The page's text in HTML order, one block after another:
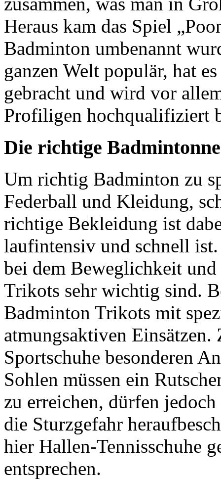
Heraus kam das Spiel
Badminton umbenannt
ganzen Welt populär, hat
gebracht und wird vor
Profiligen hochqualifiziert
Die richtige
Um richtig Badminton zu
Federball und Kleidung,
richtige Bekleidung ist
laufintensiv und schnell
bei dem Beweglichkeit
Trikots sehr wichtig sind.
Badminton Trikots mit
atmungsaktiven Einsätzen.
Sportschuhe besonderen
Sohlen müssen ein
zu erreichen, dürfen
die Sturzgefahr
hier Hallen-Tennisschuhe
entsprechen.